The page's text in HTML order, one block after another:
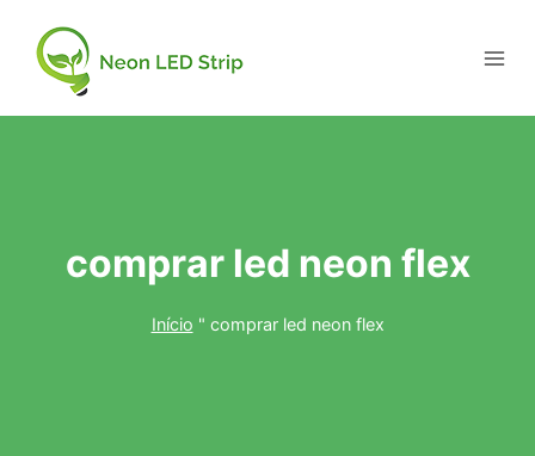
comprar led neon flex
Início " comprar led neon flex